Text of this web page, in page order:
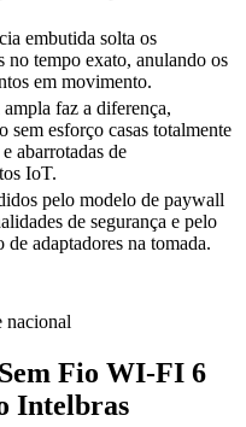
embutida solta os
no tempo exato, anulando os
em movimento.
faz a diferença,
sem esforço casas totalmente
abarrotadas de
IoT.
pelo modelo de paywall
de segurança e pelo
de adaptadores na tomada.
nacional
Fio WI-FI 6
Intelbras